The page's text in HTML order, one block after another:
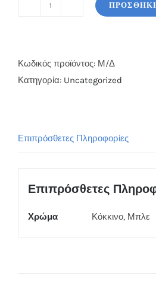
Χαρτοπετσέτες
ποσότητα
Κωδικός προϊόντος: Μ/Δ
Κατηγορία: Uncategorized
Επιπρόσθετες Πληροφορίες
Επιπρόσθετες
Χρώμα Κόκκινο, Μπλε